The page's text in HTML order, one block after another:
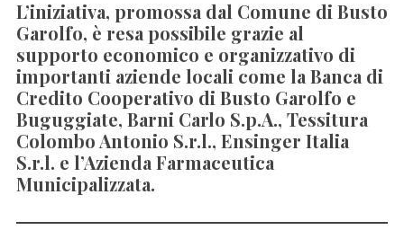
L’iniziativa, promossa dal Comune di Busto
Garolfo, è resa possibile grazie al
supporto economico e organizzativo di
importanti aziende locali come la Banca di
Credito Cooperativo di Busto Garolfo e
Buguggiate, Barni Carlo S.p.A., Tessitura
Colombo Antonio S.r.l., Ensinger Italia
S.r.l. e l’Azienda Farmaceutica
Municipalizzata.